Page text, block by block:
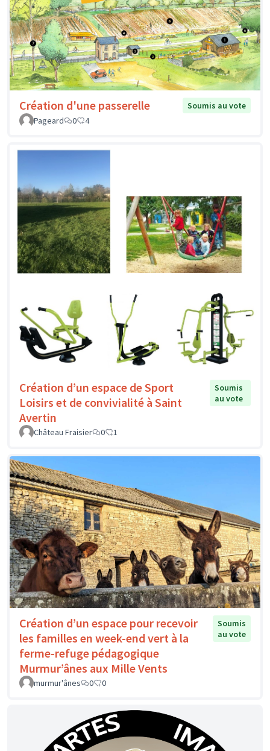
Création d'une passerelle
Soumis au vote
Pageard
0 4
Création d’un espace de Sport
Loisirs et de convivialité à Saint
Avertin
Soumis
au vote
Château Fraisier 0 1
Création d’un espace pour recevoir
les familles en week-end vert à la
ferme-refuge pédagogique
Murmur’ânes aux Mille Vents
Soumis
au vote
murmur'ânes 0 0